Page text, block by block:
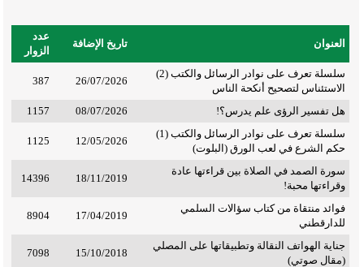
العنوان تاريخ الإضافة
عدد
الزوار
سلسلة تعرف على نوادر الرسائل والكتب (2)
الاستئناس لتصحيح أنكحة الناس
26/07/2026
387
هل تفسير الرؤى علم يدرس؟! 08/07/2026
1157
سلسلة تعرف على نوادر الرسائل والكتب (1)
حكم الشرع في لعب الورق (البلوت)
12/05/2026
1125
سورة الصمد في الصلاة بين قراءتها عادة
وقراءتها محبة!
18/11/2019
14396
فوائد منتقاة من كتاب سؤالات السلمي
للدارقطني
17/04/2019
8904
جناية الهواتف النقالة وتطبيقاتها على المصلي
(مقال صوتي)
15/10/2018
7098